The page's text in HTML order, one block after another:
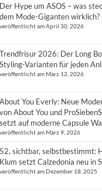
Der Hype um ASOS – was
dem Mode-Giganten wirklich?
veröffentlicht am April 30, 2026
Trendfrisur 2026: Der Long
Styling-Varianten für jeden
veröffentlicht am März 12, 2026
About You Everly: Neue
von About You und
setzt auf moderne Capsule
veröffentlicht am März 9, 2026
52, sichtbar, selbstbestimmt:
Klum setzt Calzedonia neu in
veröffentlicht am Dezember 18, 2025